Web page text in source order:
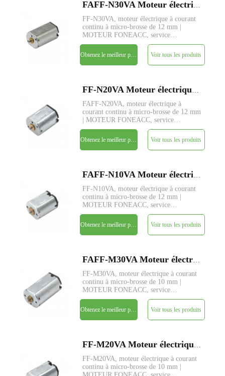
FF-N30VA, moteur électrique à courant
continu à micro-brosse de 12 mm |
MOTEUR FONEACC, service
personnalisé de paramètres disponible.
Voir tous les produits
FAFF-N20VA, moteur électrique à
courant continu à micro-brosse de 12 mm
| MOTEUR FONEACC, service
personnalisé de paramètres disponible.
Voir tous les produits
FF-N10VA, moteur électrique à courant
continu à micro-brosse de 12 mm |
MOTEUR FONEACC, service
personnalisé de paramètres disponible.
Voir tous les produits
FF-M30VA, moteur électrique à courant
continu à micro-brosse de 10 mm |
MOTEUR FONEACC, service
personnalisé de paramètres disponible.
Voir tous les produits
FF-M20VA, moteur électrique à courant
continu à micro-brosse de 10 mm |
MOTEUR FONEACC, service